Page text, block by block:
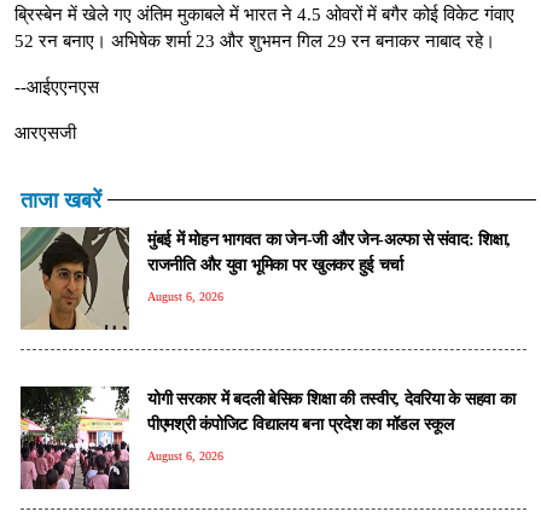
ब्रिस्बेन में खेले गए अंतिम मुकाबले में भारत ने 4.5 ओवरों में बगैर कोई विकेट गंवाए
52 रन बनाए। अभिषेक शर्मा 23 और शुभमन गिल 29 रन बनाकर नाबाद रहे।
--आईएएनएस
आरएसजी
ताजा खबरें
मुंबई में मोहन भागवत का जेन-जी और जेन-अल्फा से संवाद: शिक्षा,
राजनीति और युवा भूमिका पर खुलकर हुई चर्चा
August 6, 2026
योगी सरकार में बदली बेसिक शिक्षा की तस्वीर, देवरिया के सहवा का
पीएमश्री कंपोजिट विद्यालय बना प्रदेश का मॉडल स्कूल
August 6, 2026